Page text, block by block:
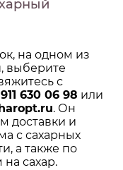
на одном из
выберите
с
630 06 98 или
. Он
доставки и
с сахарных
а также по
сахар.